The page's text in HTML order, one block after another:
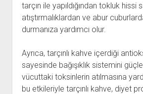
tarçın ile yapıldığından tokluk hissi
atıştırmalıklardan ve abur
durmanıza yardımcı olur.
Ayrıca, tarçınlı kahve içerdiği
sayesinde bağışıklık sistemini
vücuttaki toksinlerin atılmasına
bu etkileriyle tarçınlı kahve, diyet